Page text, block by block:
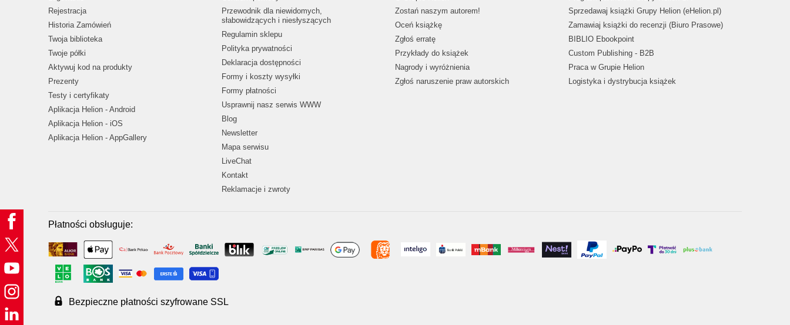
Rejestracja
Historia Zamówień
Twoja biblioteka
Twoje półki
Aktywuj kod na produkty
Prezenty
Testy i certyfikaty
Aplikacja Helion - Android
Aplikacja Helion - iOS
Aplikacja Helion - AppGallery
Przewodnik dla niewidomych,
słabowidzących i niesłyszących
Regulamin sklepu
Polityka prywatności
Deklaracja dostępności
Formy i koszty wysyłki
Formy płatności
Usprawnij nasz serwis WWW
Blog
Newsletter
Mapa serwisu
LiveChat
Kontakt
Reklamacje i zwroty
Zostań naszym autorem!
Oceń książkę
Zgłoś erratę
Przykłady do książek
Nagrody i wyróżnienia
Zgłoś naruszenie praw autorskich
Sprzedawaj książki Grupy Helion (eHelion.pl)
Zamawiaj książki do recenzji (Biuro Prasowe)
BIBLIO Ebookpoint
Custom Publishing - B2B
Praca w Grupie Helion
Logistyka i dystrybucja książek
Płatności obsługuje:
Bezpieczne płatności szyfrowane SSL